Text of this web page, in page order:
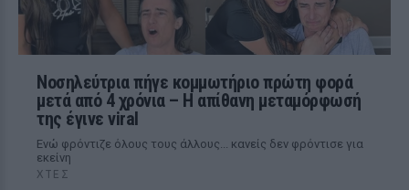
Νοσηλεύτρια πήγε κομμωτήριο πρώτη φορά
μετά από 4 χρόνια – Η απίθανη μεταμόρφωσή
της έγινε viral
Ενώ φρόντιζε όλους τους άλλους... κανείς δεν φρόντισε για
εκείνη
ΧΤΕΣ